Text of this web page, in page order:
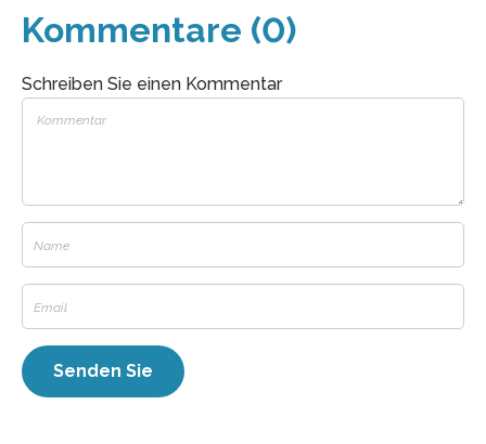
Kommentare (0)
Schreiben Sie einen Kommentar